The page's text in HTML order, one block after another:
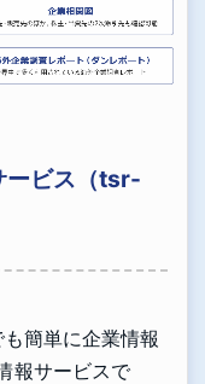
ービス（tsr-
簡単に企業情報
報サービスで